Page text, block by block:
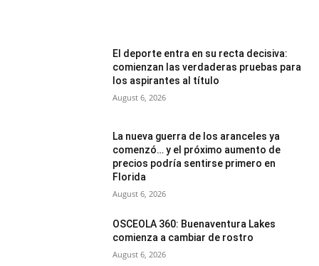
El deporte entra en su recta decisiva:
comienzan las verdaderas pruebas para
los aspirantes al título
August 6, 2026
La nueva guerra de los aranceles ya
comenzó… y el próximo aumento de
precios podría sentirse primero en
Florida
August 6, 2026
OSCEOLA 360: Buenaventura Lakes
comienza a cambiar de rostro
August 6, 2026